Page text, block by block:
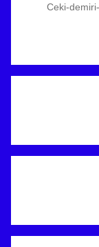
Ceki-